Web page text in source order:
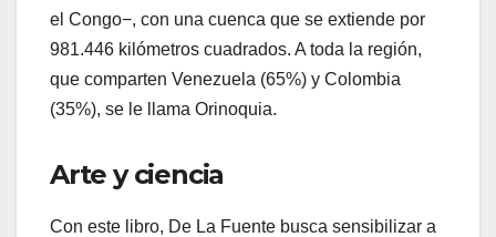
el Congo−, con una cuenca que se extiende por
981.446 kilómetros cuadrados. A toda la región,
que comparten Venezuela (65%) y Colombia
(35%), se le llama Orinoquia.
Arte y ciencia
Con este libro, De La Fuente busca sensibilizar a